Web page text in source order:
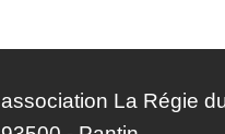
association La Régie